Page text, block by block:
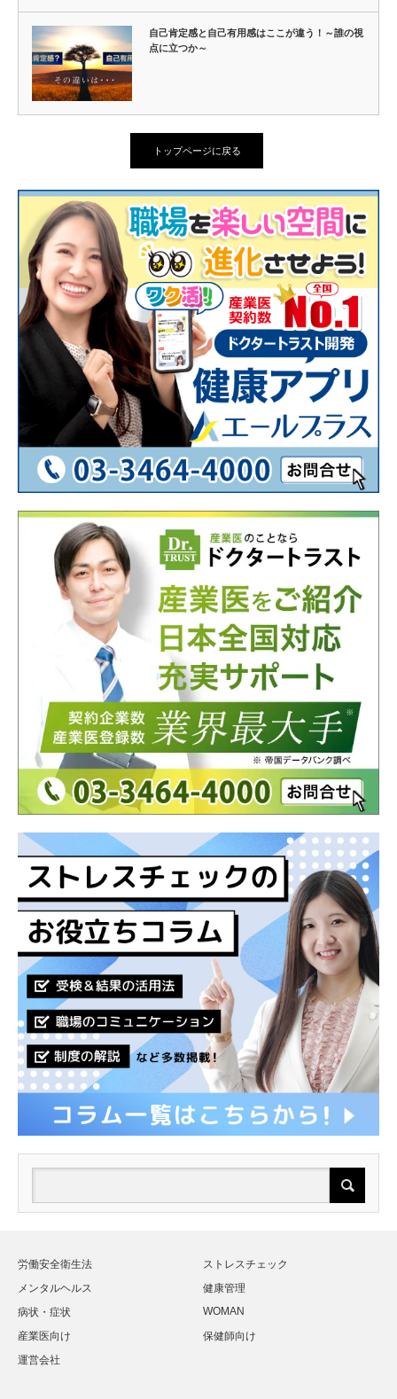
自己肯定感と自己有用感はここが違う！～誰の視
点に立つか～
トップページに戻る
労働安全衛生法
ストレスチェック
メンタルヘルス
健康管理
病状・症状
WOMAN
産業医向け
保健師向け
運営会社